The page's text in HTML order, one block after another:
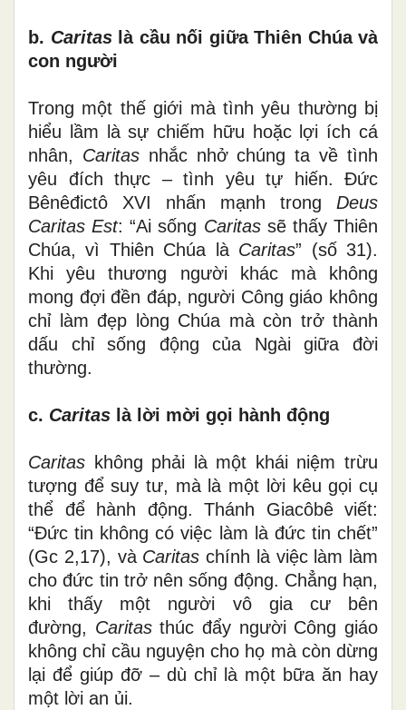
b. Caritaslà cầu nối giữa Thiên Chúa và
con người
Trong một thế giới mà tình yêu thường bị
hiểu lầm là sự chiếm hữu hoặc lợi ích cá
nhân, Caritasnhắc nhở chúng ta về tình
yêu đích thực – tình yêu tự hiến. Đức
Bênêđictô XVI nhấn mạnh trong Deus
Caritas Est: “Ai sống Caritassẽ thấy Thiên
Chúa, vì Thiên Chúa là Caritas” (số 31).
Khi yêu thương người khác mà không
mong đợi đền đáp, người Công giáo không
chỉ làm đẹp lòng Chúa mà còn trở thành
dấu chỉ sống động của Ngài giữa đời
thường.
c. Caritas là lời mời gọi hành động
Caritas không phải là một khái niệm trừu
tượng để suy tư, mà là một lời kêu gọi cụ
thể để hành động. Thánh Giacôbê viết:
“Đức tin không có việc làm là đức tin chết”
(Gc 2,17), và Caritas chính là việc làm làm
cho đức tin trở nên sống động. Chẳng hạn,
khi thấy một người vô gia cư bên
đường, Caritasthúc đẩy người Công giáo
không chỉ cầu nguyện cho họ mà còn dừng
lại để giúp đỡ – dù chỉ là một bữa ăn hay
một lời an ủi.